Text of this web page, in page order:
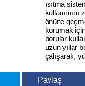
ısıtma
kullanımını
önüne
korumak
borular
uzun yıllar
çalışarak,
Paylaş